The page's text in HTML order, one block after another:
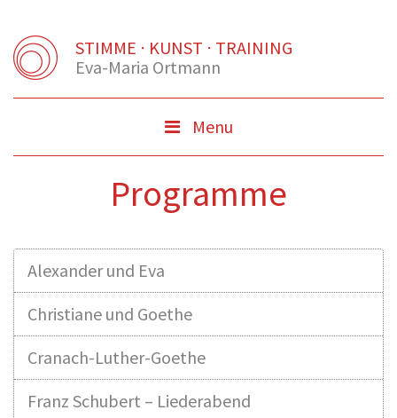
STIMME ⋅ KUNST ⋅ TRAINING
Eva-Maria Ortmann
MenuMenu
Button
Programme
Alexander und Eva
Christiane und Goethe
Cranach-Luther-Goethe
Franz Schubert – Liederabend